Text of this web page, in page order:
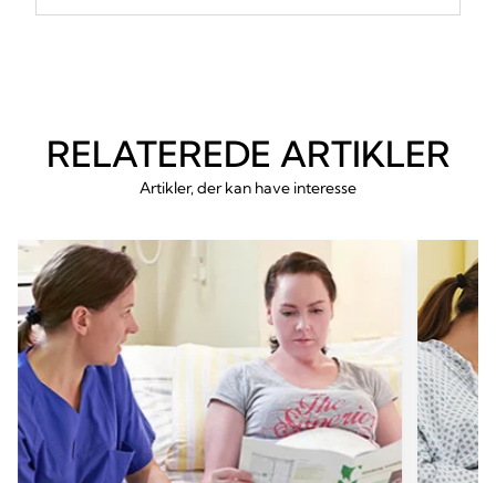
RELATEREDE ARTIKLER
Artikler, der kan have interesse